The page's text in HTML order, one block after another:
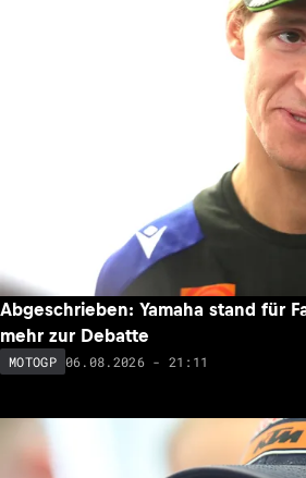
Abgeschrieben: Yamaha stand für
mehr zur Debatte
MOTOGP 06.08.2026 - 21:11